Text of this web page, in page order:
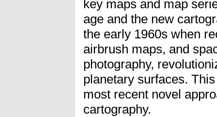
key maps and map
age and the new
the early 1960s when
airbrush maps, and
photography,
planetary surfaces.
most recent novel
cartography.